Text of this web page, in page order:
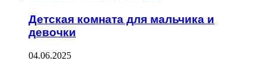
Детская комната для мальчика и
девочки
04.06.2025